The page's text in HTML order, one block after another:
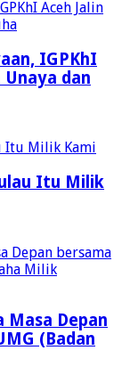
IGPKhI
Unaya dan
Itu Milik
Masa Depan
(Badan